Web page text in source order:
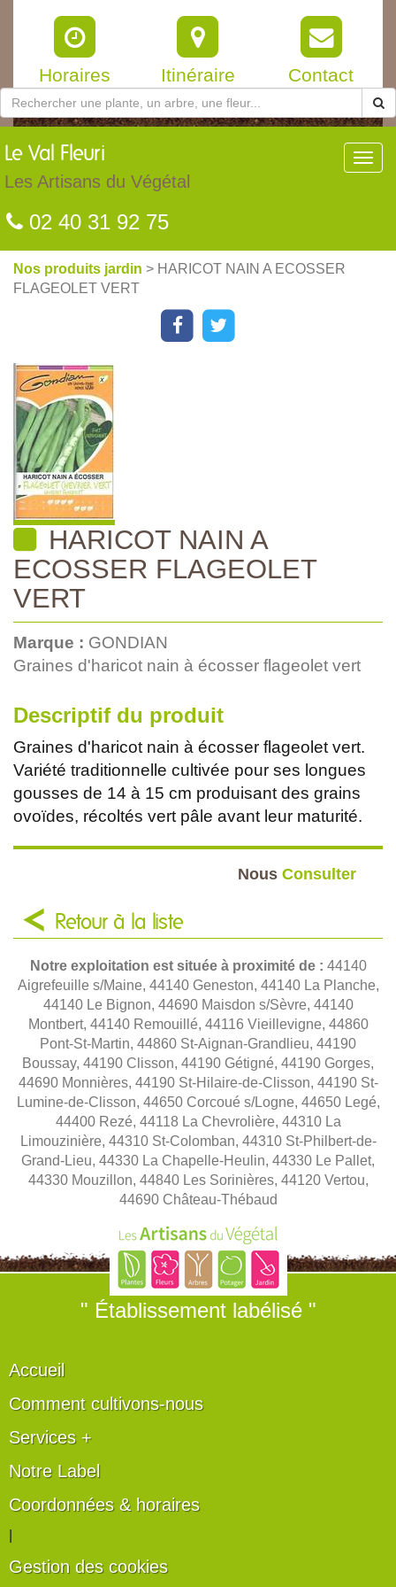
Horaires Itinéraire Contact
Le Val Fleuri
Les Artisans du Végétal
02 40 31 92 75
Nos produits jardin > HARICOT NAIN A ECOSSER
FLAGEOLET VERT
HARICOT NAIN A
ECOSSER FLAGEOLET
VERT
Marque : GONDIAN
Graines d'haricot nain à écosser flageolet vert
Descriptif du produit
Graines d'haricot nain à écosser flageolet vert.
Variété traditionnelle cultivée pour ses longues
gousses de 14 à 15 cm produisant des grains
ovoïdes, récoltés vert pâle avant leur maturité.
Nous Consulter
Retour à la liste
Notre exploitation est située à proximité de : 44140
Aigrefeuille s/Maine, 44140 Geneston, 44140 La Planche,
44140 Le Bignon, 44690 Maisdon s/Sèvre, 44140
Montbert, 44140 Remouillé, 44116 Vieillevigne, 44860
Pont-St-Martin, 44860 St-Aignan-Grandlieu, 44190
Boussay, 44190 Clisson, 44190 Gétigné, 44190 Gorges,
44690 Monnières, 44190 St-Hilaire-de-Clisson, 44190 St-
Lumine-de-Clisson, 44650 Corcoué s/Logne, 44650 Legé,
44400 Rezé, 44118 La Chevrolière, 44310 La
Limouzinière, 44310 St-Colomban, 44310 St-Philbert-de-
Grand-Lieu, 44330 La Chapelle-Heulin, 44330 Le Pallet,
44330 Mouzillon, 44840 Les Sorinières, 44120 Vertou,
44690 Château-Thébaud
" Établissement labélisé "
Accueil
Comment cultivons-nous
Services +
Notre Label
Coordonnées & horaires
Gestion des cookies